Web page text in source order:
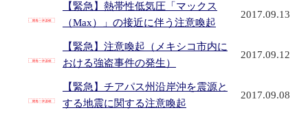
【緊急】熱帯性低気圧「マックス
（Max）」の接近に伴う注意喚起
2017.09.13
【緊急】注意喚起（メキシコ市内に
おける強盗事件の発生）
2017.09.12
【緊急】チアパス州沿岸沖を震源と
する地震に関する注意喚起
2017.09.08